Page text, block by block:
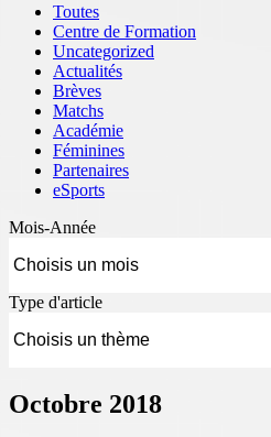
Toutes
Centre de Formation
Uncategorized
Actualités
Brèves
Matchs
Académie
Féminines
Partenaires
eSports
Mois-Année
Type d'article
Octobre 2018